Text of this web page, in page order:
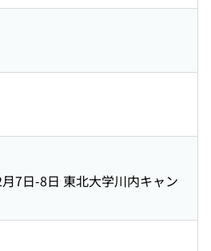
7日-8日 東北大学川内キャン